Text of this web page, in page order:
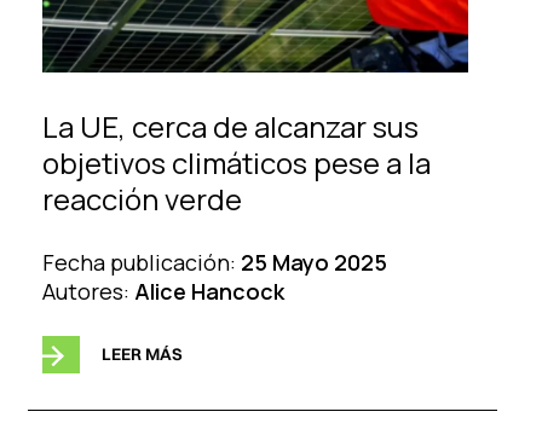
La UE, cerca de alcanzar sus
objetivos climáticos pese a la
reacción verde
Fecha publicación: 25 Mayo 2025
Autores: Alice Hancock
LEER MÁS